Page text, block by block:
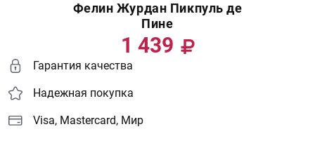
Фелин Журдан Пикпуль де
Пине
1 439
Гарантия качества
Надежная покупка
Visa, Mastercard, Мир